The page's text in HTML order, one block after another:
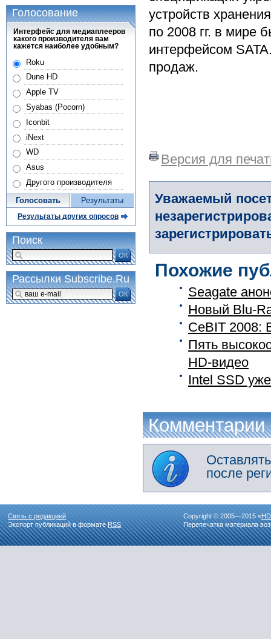
устройств
по 2008 гг. в мире
интерфейсом
продаж.
Версия для
Уважаемый
Похожие
Seagate
Новый Blu-
CeBIT 2008:
Пять
HD-видео
Intel SSD
Комментарии
после
Голосование
Интерфейс для медиаплееров
какого производителя вам
кажется наиболее удобным?
Roku
Dune HD
Apple TV
Syabas (Pocorn)
Iconbit
iNext
WD
Asus
Другого производителя
Голосовать Результаты
Результаты других опросов
Поиск
ОК
Рассылки Subscribe.Ru
ОК
Связь с редакцией
Экспорт публикаций в форматеRSS
Copyright © 2005—2015 «
Перепечатка материала